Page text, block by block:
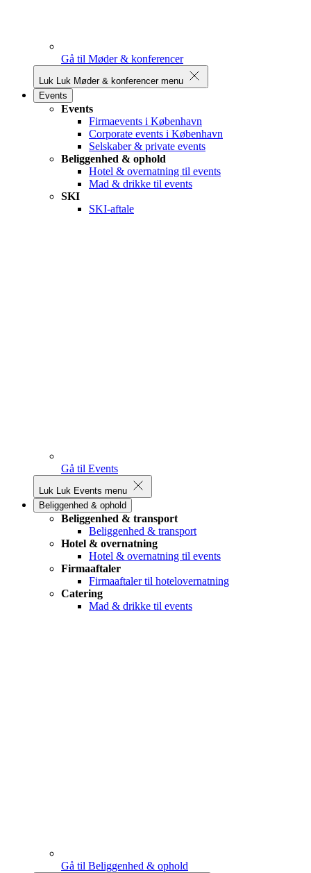
Gå til Møder & konferencer
Luk Luk Møder & konferencer menu
Events
Events
Firmaevents i København
Corporate events i København
Selskaber & private events
Beliggenhed & ophold
Hotel & overnatning til events
Mad & drikke til events
SKI
SKI-aftale
Gå til Events
Luk Luk Events menu
Beliggenhed & ophold
Beliggenhed & transport
Beliggenhed & transport
Hotel & overnatning
Hotel & overnatning til events
Firmaaftaler
Firmaaftaler til hotelovernatning
Catering
Mad & drikke til events
Gå til Beliggenhed & ophold